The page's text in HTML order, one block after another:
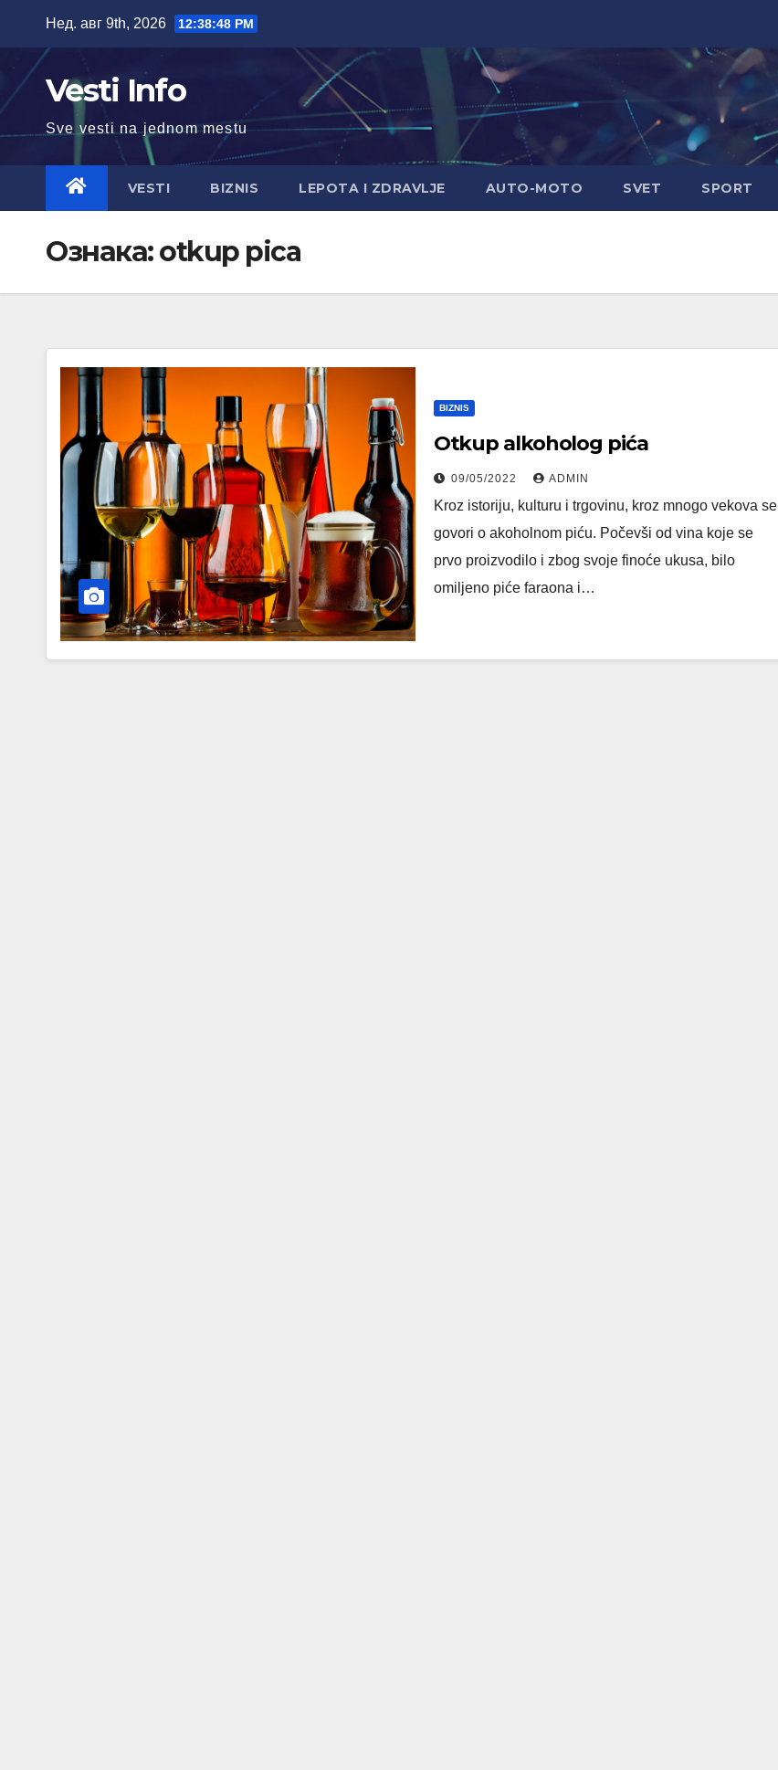
content
Нед. авг 9th, 2026 12:38:49 PM
Vesti Info
Sve vesti na jednom mestu
VESTI BIZNIS LEPOTA I ZDRAVLJE AUTO-MOTO SVET SPORT
Ознака:otkup pica
BIZNIS
Otkup alkoholog pića
09/05/2022 ADMIN
Kroz istoriju, kulturu i trgovinu, kroz mnogo vekova se
govori o akoholnom piću. Počevši od vina koje se
prvo proizvodilo i zbog svoje finoće ukusa, bilo
omiljeno piće faraona i…